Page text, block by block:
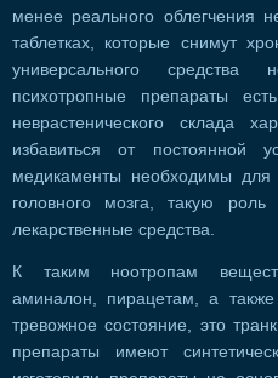
менее реального облегчения
таблетках, которые снимут
универсального средства
психотропные препараты
неврастенического склада
избавиться от постоянной
медикаменты необходимы для
головного мозга, такую
лекарственные средства.
К таким ноотропам
аминалон, пирацетам, а
тревожное состояние, это
препараты имеют